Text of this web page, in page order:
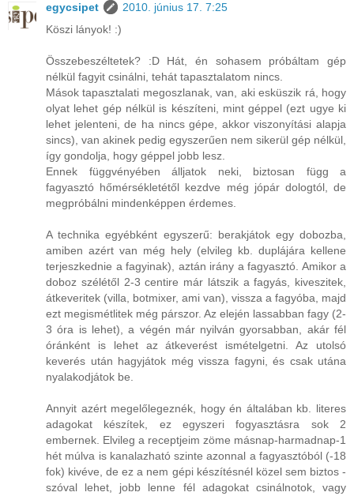
egycsipet
2010. június 17. 7:25
Köszi lányok! :)
Összebeszéltetek? :D Hát, én sohasem próbáltam gép
nélkül fagyit csinálni, tehát tapasztalatom nincs.
Mások tapasztalati megoszlanak, van, aki esküszik rá, hogy
olyat lehet gép nélkül is készíteni, mint géppel (ezt ugye ki
lehet jelenteni, de ha nincs gépe, akkor viszonyítási alapja
sincs), van akinek pedig egyszerűen nem sikerül gép nélkül,
így gondolja, hogy géppel jobb lesz.
Ennek függvényében álljatok neki, biztosan függ a
fagyasztó hőmérsékletétől kezdve még jópár dologtól, de
megpróbálni mindenképpen érdemes.
A technika egyébként egyszerű: berakjátok egy dobozba,
amiben azért van még hely (elvileg kb. duplájára kellene
terjeszkednie a fagyinak), aztán irány a fagyasztó. Amikor a
doboz szélétől 2-3 centire már látszik a fagyás, kiveszitek,
átkeveritek (villa, botmixer, ami van), vissza a fagyóba, majd
ezt megismétlitek még párszor. Az elején lassabban fagy (2-
3 óra is lehet), a végén már nyilván gyorsabban, akár fél
óránként is lehet az átkeverést ismételgetni. Az utolsó
keverés után hagyjátok még vissza fagyni, és csak utána
nyalakodjátok be.
Annyit azért megelőlegeznék, hogy én általában kb. literes
adagokat készítek, ez egyszeri fogyasztásra sok 2
embernek. Elvileg a receptjeim zöme másnap-harmadnap-1
hét múlva is kanalazható szinte azonnal a fagyasztóból (-18
fok) kivéve, de ez a nem gépi készítésnél közel sem biztos -
szóval lehet, jobb lenne fél adagokat csinálnotok, vagy